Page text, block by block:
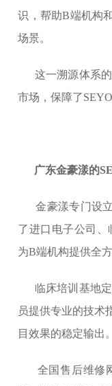
识，帮助B端机构
场景。
这一溯源体系
市场，保障了
广东金豪漾的
金豪漾专门设
了进口电子公司、
为B端机构提供全
临床培训基地
员提供专业的技术
目效果的稳定输出。
全国售后维修